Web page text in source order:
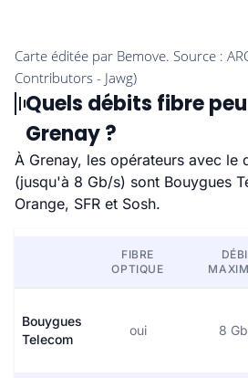
Quels débits fibre
Grenay ?
À Grenay, les opérateurs avec le
(jusqu'à 8 Gb/s) sont Bouygues
Orange, SFR et Sosh.
FIBRE
OPTIQUE
Bouygues
Telecom
oui 8